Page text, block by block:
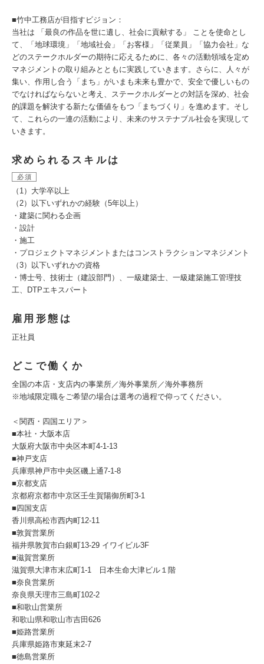
■竹中工務店が目指すビジョン：
当社は 「最良の作品を世に遺し、社会に貢献する」 ことを使命とし
て、「地球環境」「地域社会」「お客様」「従業員」「協力会社」な
どのステークホルダーの期待に応えるために、各々の活動領域を定め
マネジメントの取り組みとともに実践していきます。さらに、人々が
集い、作用し合う「まち」がいまも未来も豊かで、安全で優しいもの
でなければならないと考え、ステークホルダーとの対話を深め、社会
的課題を解決する新たな価値をもつ「まちづくり」を進めます。そし
て、これらの一連の活動により、未来のサステナブル社会を実現して
いきます。
求められるスキルは
必須
（1）大学卒以上
（2）以下いずれかの経験（5年以上）
・建築に関わる企画
・設計
・施工
・プロジェクトマネジメントまたはコンストラクションマネジメント
（3）以下いずれかの資格
・博士号、技術士（建設部門）、一級建築士、一級建築施工管理技
工、DTPエキスパート
雇用形態は
正社員
どこで働くか
全国の本店・支店内の事業所／海外事業所／海外事務所
※地域限定職をご希望の場合は選考の過程で仰ってください。
＜関西・四国エリア＞
■本社・大阪本店
大阪府大阪市中央区本町4-1-13
■神戸支店
兵庫県神戸市中央区磯上通7-1-8
■京都支店
京都府京都市中京区壬生賀陽御所町3-1
■四国支店
香川県高松市西内町12-11
■敦賀営業所
福井県敦賀市白銀町13-29 イワイビル3F
■滋賀営業所
滋賀県大津市末広町1-1 日本生命大津ビル１階
■奈良営業所
奈良県天理市三島町102-2
■和歌山営業所
和歌山県和歌山市吉田626
■姫路営業所
兵庫県姫路市東延末2-7
■徳島営業所